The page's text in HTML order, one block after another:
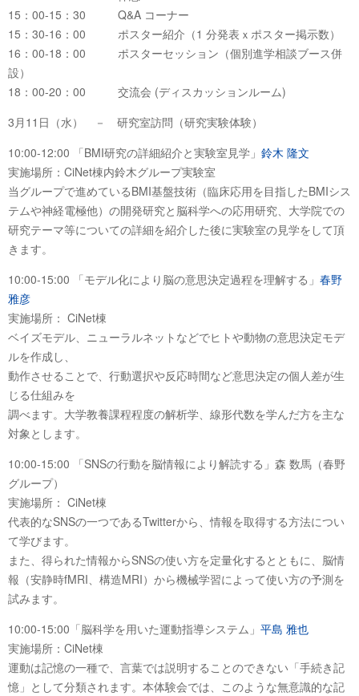
15：00-15：30 Q&A コーナー
15：30-16：00 ポスター紹介（1 分発表ｘポスター掲示数）
16：00-18：00 ポスターセッション（個別進学相談ブース併
設）
18：00-20：00 交流会 (ディスカッションルーム)
3月11日（水） － 研究室訪問（研究実験体験）
10:00-12:00 「BMI研究の詳細紹介と実験室見学」 鈴木 隆文
実施場所：CiNet棟内鈴木グループ実験室
当グループで進めているBMI基盤技術（臨床応用を目指したBMIシス
テムや神経電極他）の開発研究と脳科学への応用研究、大学院での
研究テーマ等についての詳細を紹介した後に実験室の見学をして頂
きます。
10:00-15:00 「モデル化により脳の意思決定過程を理解する」 春野
雅彦
実施場所： CiNet棟
ベイズモデル、ニューラルネットなどでヒトや動物の意思決定モデ
ルを作成し、
動作させることで、行動選択や反応時間など意思決定の個人差が生
じる仕組みを
調べます。大学教養課程程度の解析学、線形代数を学んだ方を主な
対象とします。
10:00-15:00 「SNSの行動を脳情報により解読する」森 数馬（春野
グループ）
実施場所： CiNet棟
代表的なSNSの一つであるTwitterから、情報を取得する方法につい
て学びます。
また、得られた情報からSNSの使い方を定量化するとともに、脳情
報（安静時fMRI、構造MRI）から機械学習によって使い方の予測を
試みます。
10:00-15:00「脳科学を用いた運動指導システム」 平島 雅也
実施場所：CiNet棟
運動は記憶の一種で、言葉では説明することのできない「手続き記
憶」として分類されます。本体験会では、このような無意識的な記